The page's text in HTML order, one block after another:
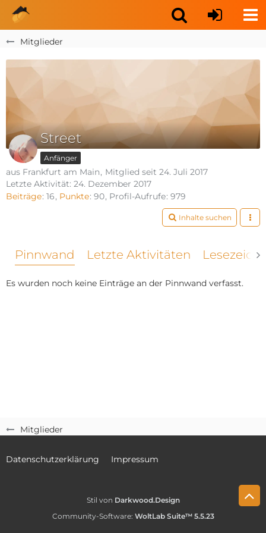
Mitglieder
Mitglieder
Street
Anfänger
aus Frankfurt am Main
Mitglied seit 24. Juli 2017
Letzte Aktivität: 24. Dezember 2017
Beiträge 16 Punkte 90 Profil-Aufrufe 979
Inhalte suchen
Pinnwand Letzte Aktivitäten
Es wurden noch keine Einträge an der Pinnwand verfasst.
Datenschutzerklärung Impressum
Stil von Darkwood.Design
Community-Software: WoltLab Suite™ 5.5.23